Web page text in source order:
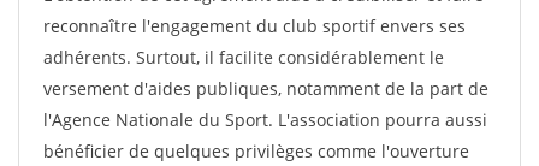
reconnaître l'engagement du club sportif envers ses
adhérents. Surtout, il facilite considérablement le
versement d'aides publiques, notamment de la part de
l'Agence Nationale du Sport. L'association pourra aussi
bénéficier de quelques privilèges comme l'ouverture